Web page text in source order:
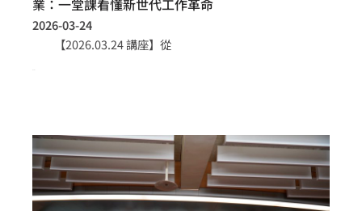
2026-03-24
【2026.03.24 講座】從